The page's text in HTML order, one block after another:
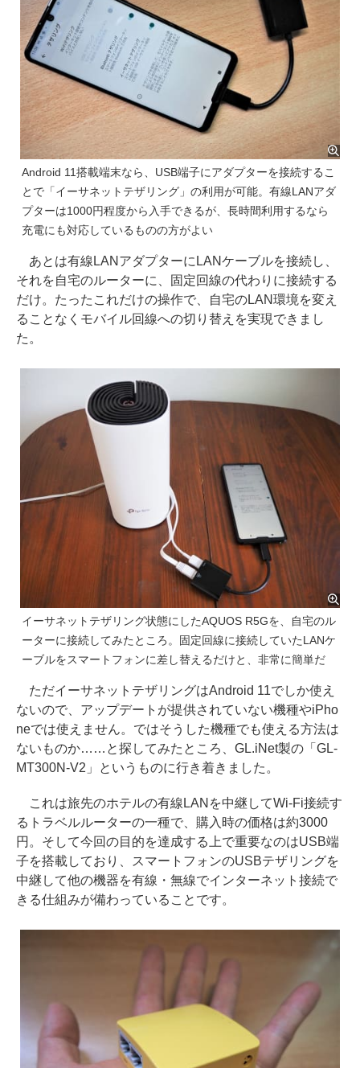
Android 11搭載端末なら、USB端子にアダプターを接続するこ
とで「イーサネットテザリング」の利用が可能。有線LANアダ
プターは1000円程度から入手できるが、長時間利用するなら
充電にも対応しているものの方がよい
あとは有線LANアダプターにLANケーブルを接続し、
それを自宅のルーターに、固定回線の代わりに接続する
だけ。たったこれだけの操作で、自宅のLAN環境を変え
ることなくモバイル回線への切り替えを実現できまし
た。
イーサネットテザリング状態にしたAQUOS R5Gを、自宅のル
ーターに接続してみたところ。固定回線に接続していたLANケ
ーブルをスマートフォンに差し替えるだけと、非常に簡単だ
ただイーサネットテザリングはAndroid 11でしか使え
ないので、アップデートが提供されていない機種やiPho
neでは使えません。ではそうした機種でも使える方法は
ないものか……と探してみたところ、GL.iNet製の「GL-
MT300N-V2」というものに行き着きました。
これは旅先のホテルの有線LANを中継してWi-Fi接続す
るトラベルルーターの一種で、購入時の価格は約3000
円。そして今回の目的を達成する上で重要なのはUSB端
子を搭載しており、スマートフォンのUSBテザリングを
中継して他の機器を有線・無線でインターネット接続で
きる仕組みが備わっていることです。